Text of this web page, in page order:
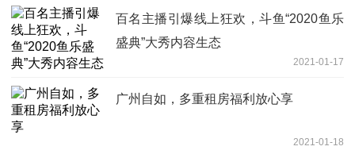
百名主播引爆线上狂欢，斗鱼“2020鱼乐
盛典”大秀内容生态
2021-01-17
广州自如，多重租房福利放心享
2021-01-18